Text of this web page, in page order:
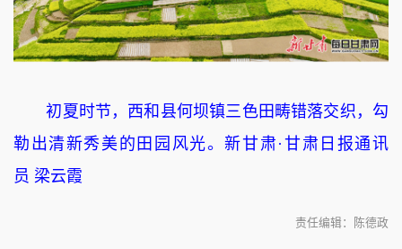
初夏时节，西和县何坝镇三色田畴错落交织，勾
勒出清新秀美的田园风光。新甘肃·甘肃日报通讯
员 梁云霞
责任编辑：陈德政